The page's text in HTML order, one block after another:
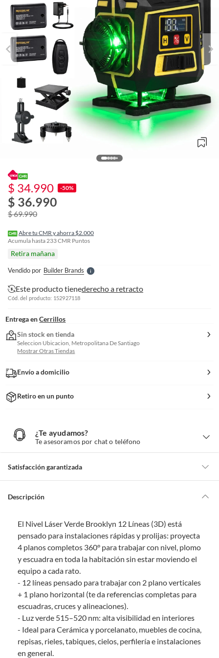
$ 34.990 -50%
$ 36.990
$ 69.990
Abre tu CMR y ahorra $2.000
Acumula hasta233CMR Puntos
Retira mañana
Vendido por Builder BrandsS
e
r
Este producto tienederecho a retracto
Cód. del producto: 152927118
Entrega en Cerrillos
Sin stock en tienda
Seleccion Ubicacion, Metropolitana De Santiago
Mostrar Otras Tiendas
Envío a domicilio
Retiro en un punto
¿Te ayudamos?
Te asesoramos por chat o teléfono
y
Satisfacción garantizada
de la compra.
comprado por internet y que hay ciertas categorías que no tienen este
derecho:
Productos que, por su naturaleza, no puedan ser devueltos,
puedan deteriorarse o caducar con rapidez.
Confeccionados a la medida.
De uso personal.
En sodimac.cl te damos30 días desde que recibes el producto . Debe
estar en perfecto estado, con todas sus etiquetas y sin uso, tal como te lo
entregamos.
Productos digitales que se entregan a través de una descarga
electrónica, por ejemplo, cupones de experiencia o programas
para el computador.
Descripción
El Nivel Láser Verde Brooklyn 12 Líneas (3D) está
pensado para instalaciones rápidas y prolijas: proyecta
4 planos completos 360° para trabajar con nivel, plomo
y escuadra en toda la habitación sin estar moviendo el
equipo a cada rato.
- 12 líneas pensado para trabajar con 2 plano verticales
+ 1 plano horizontal (te da referencias completas para
escuadras, cruces y alineaciones).
- Luz verde 515–520 nm: alta visibilidad en interiores
- Ideal para Cerámica y porcelanato, muebles de cocina,
repisas, rieles, tabiques, cielos, perfilería e instalaciones
en general.